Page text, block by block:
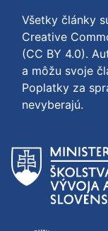
Všetky články
Creative
(CC BY 4.0).
a môžu svoje
Poplatky za
nevyberajú.